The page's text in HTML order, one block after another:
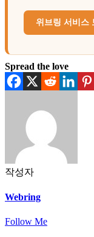
위브링 서비스
Spread the love
작성자
Webring
Follow Me